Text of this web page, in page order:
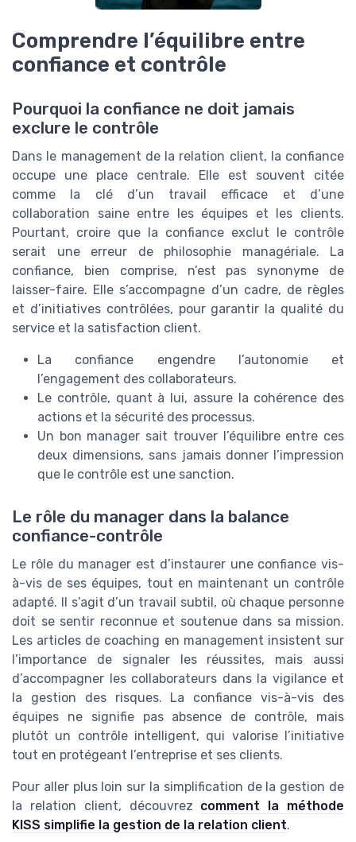
Comprendre l’équilibre entre
confiance et contrôle
Pourquoi la confiance ne doit jamais
exclure le contrôle
Dans le management de la relation client, la confiance
occupe une place centrale. Elle est souvent citée
comme la clé d’un travail efficace et d’une
collaboration saine entre les équipes et les clients.
Pourtant, croire que la confiance exclut le contrôle
serait une erreur de philosophie managériale. La
confiance, bien comprise, n’est pas synonyme de
laisser-faire. Elle s’accompagne d’un cadre, de règles
et d’initiatives contrôlées, pour garantir la qualité du
service et la satisfaction client.
La confiance engendre l’autonomie et
l’engagement des collaborateurs.
Le contrôle, quant à lui, assure la cohérence des
actions et la sécurité des processus.
Un bon manager sait trouver l’équilibre entre ces
deux dimensions, sans jamais donner l’impression
que le contrôle est une sanction.
Le rôle du manager dans la balance
confiance-contrôle
Le rôle du manager est d’instaurer une confiance vis-
à-vis de ses équipes, tout en maintenant un contrôle
adapté. Il s’agit d’un travail subtil, où chaque personne
doit se sentir reconnue et soutenue dans sa mission.
Les articles de coaching en management insistent sur
l’importance de signaler les réussites, mais aussi
d’accompagner les collaborateurs dans la vigilance et
la gestion des risques. La confiance vis-à-vis des
équipes ne signifie pas absence de contrôle, mais
plutôt un contrôle intelligent, qui valorise l’initiative
tout en protégeant l’entreprise et ses clients.
Pour aller plus loin sur la simplification de la gestion de
la relation client, découvrez comment la méthode
KISS simplifie la gestion de la relation client.